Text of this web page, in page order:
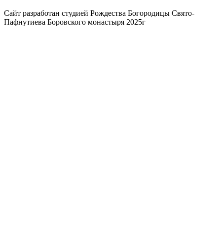
Сайт разработан студией Рождества Богородицы Свято-
Пафнутиева Боровского монастыря 2025г